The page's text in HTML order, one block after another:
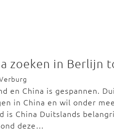
zoeken in Berlijn
en China is gespannen.
in China en wil onder
China Duitslands
deze…